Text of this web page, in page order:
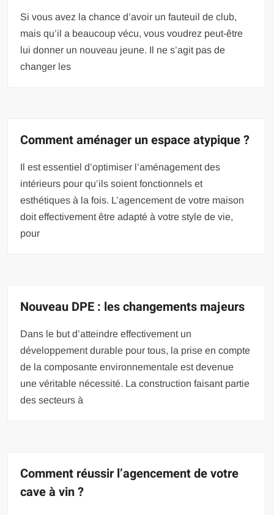
Si vous avez la chance d’avoir un fauteuil de club,
mais qu’il a beaucoup vécu, vous voudrez peut-être
lui donner un nouveau jeune. Il ne s’agit pas de
changer les
Comment aménager un espace atypique ?
Il est essentiel d’optimiser l’aménagement des
intérieurs pour qu’ils soient fonctionnels et
esthétiques à la fois. L’agencement de votre maison
doit effectivement être adapté à votre style de vie,
pour
Nouveau DPE : les changements majeurs
Dans le but d’atteindre effectivement un
développement durable pour tous, la prise en compte
de la composante environnementale est devenue
une véritable nécessité. La construction faisant partie
des secteurs à
Comment réussir l’agencement de votre
cave à vin ?